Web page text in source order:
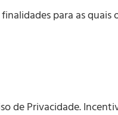
para as quais
de Privacidade.